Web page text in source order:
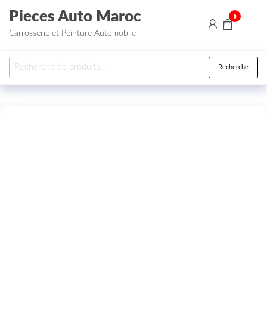
Aller au contenu
Pieces Auto Maroc
Carrosserie et Peinture Automobile
0
Recherche pour : Recherche